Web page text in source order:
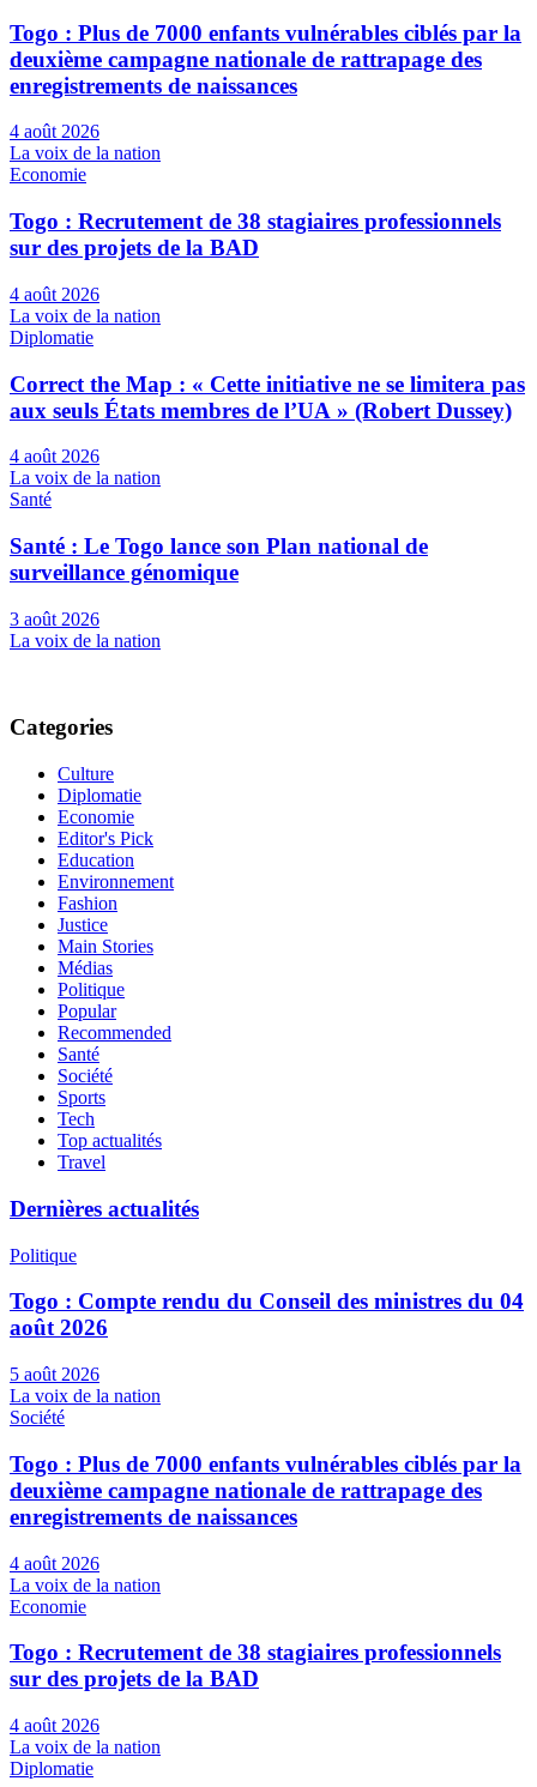
Togo : Plus de 7000 enfants vulnérables ciblés par la
deuxième campagne nationale de rattrapage des
enregistrements de naissances
4 août 2026
La voix de la nation
Economie
Togo : Recrutement de 38 stagiaires professionnels
sur des projets de la BAD
4 août 2026
La voix de la nation
Diplomatie
Correct the Map : « Cette initiative ne se limitera pas
aux seuls États membres de l’UA » (Robert Dussey)
4 août 2026
La voix de la nation
Santé
Santé : Le Togo lance son Plan national de
surveillance génomique
3 août 2026
La voix de la nation
Categories
Culture
Diplomatie
Economie
Editor's Pick
Education
Environnement
Fashion
Justice
Main Stories
Médias
Politique
Popular
Recommended
Santé
Société
Sports
Tech
Top actualités
Travel
Dernières actualités
Politique
Togo : Compte rendu du Conseil des ministres du 04
août 2026
5 août 2026
La voix de la nation
Société
Togo : Plus de 7000 enfants vulnérables ciblés par la
deuxième campagne nationale de rattrapage des
enregistrements de naissances
4 août 2026
La voix de la nation
Economie
Togo : Recrutement de 38 stagiaires professionnels
sur des projets de la BAD
4 août 2026
La voix de la nation
Diplomatie